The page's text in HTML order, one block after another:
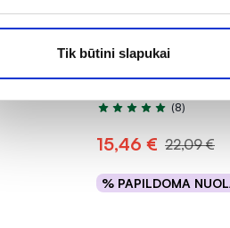
Tik būtini slapukai
VITABIOTICS maisto
papildas NEUROZAN
Įvertinimas 5.0 iš 5
(8)
15,46 € 22,09 €
% PAPILDOMA
Į krepšelį